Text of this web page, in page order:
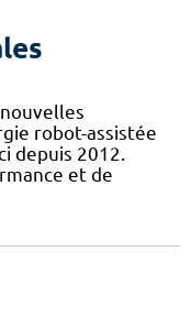
robot-assistée
depuis 2012.
et de